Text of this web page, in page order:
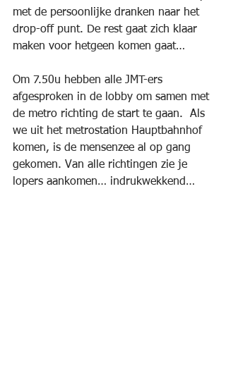
met de persoonlijke dranken naar het
drop-off punt. De rest gaat zich klaar
maken voor hetgeen komen gaat…
Om 7.50u hebben alle JMT-ers
afgesproken in de lobby om samen met
de metro richting de start te gaan.  Als
we uit het metrostation Hauptbahnhof
komen, is de mensenzee al op gang
gekomen. Van alle richtingen zie je
lopers aankomen… indrukwekkend…